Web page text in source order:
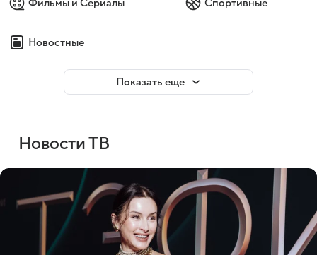
Фильмы и Сериалы Спортивные
Новостные
Показать еще
Новости ТВ